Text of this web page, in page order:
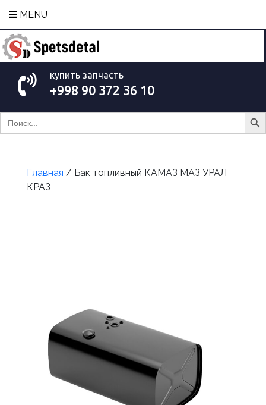
MENU
купить запчасть
+998 90 372 36 10
Search
for:
Search
Главная / Бак топливный КАМАЗ МАЗ УРАЛ
КРАЗ